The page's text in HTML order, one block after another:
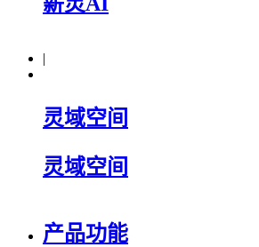
|
灵域空间
灵域空间
产品功能